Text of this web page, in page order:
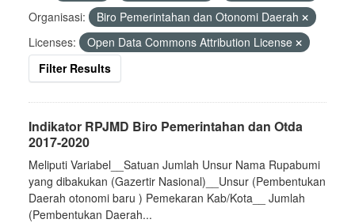
Organisasi:
Biro Pemerintahan dan Otonomi Daerah
Licenses:
Open Data Commons Attribution License
Filter Results
Indikator RPJMD Biro Pemerintahan dan Otda
2017-2020
Meliputi Variabel__Satuan Jumlah Unsur Nama Rupabumi
yang dibakukan (Gazertir Nasional)__Unsur (Pembentukan
Daerah otonomi baru ) Pemekaran Kab/Kota__ Jumlah
(Pembentukan Daerah...